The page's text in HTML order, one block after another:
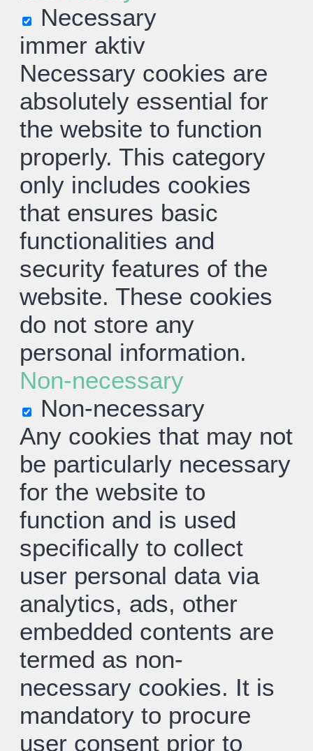
Necessary
immer aktiv
Necessary cookies are
absolutely essential for
the website to function
properly. This category
only includes cookies
that ensures basic
functionalities and
security features of the
website. These cookies
do not store any
personal information.
Non-necessary
Non-necessary
Any cookies that may not
be particularly necessary
for the website to
function and is used
specifically to collect
user personal data via
analytics, ads, other
embedded contents are
termed as non-
necessary cookies. It is
mandatory to procure
user consent prior to